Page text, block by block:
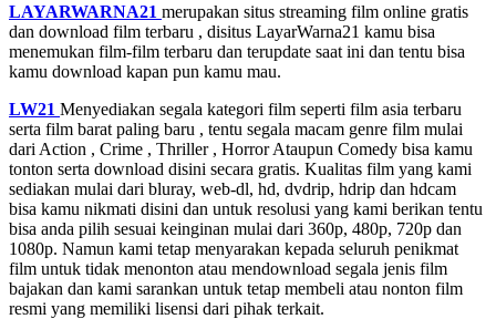
LAYARWARNA21 merupakan situs streaming film online gratis
dan download film terbaru , disitus LayarWarna21 kamu bisa
menemukan film-film terbaru dan terupdate saat ini dan tentu bisa
kamu download kapan pun kamu mau.
LW21 Menyediakan segala kategori film seperti film asia terbaru
serta film barat paling baru , tentu segala macam genre film mulai
dari Action , Crime , Thriller , Horror Ataupun Comedy bisa kamu
tonton serta download disini secara gratis. Kualitas film yang kami
sediakan mulai dari bluray, web-dl, hd, dvdrip, hdrip dan hdcam
bisa kamu nikmati disini dan untuk resolusi yang kami berikan tentu
bisa anda pilih sesuai keinginan mulai dari 360p, 480p, 720p dan
1080p. Namun kami tetap menyarakan kepada seluruh penikmat
film untuk tidak menonton atau mendownload segala jenis film
bajakan dan kami sarankan untuk tetap membeli atau nonton film
resmi yang memiliki lisensi dari pihak terkait.